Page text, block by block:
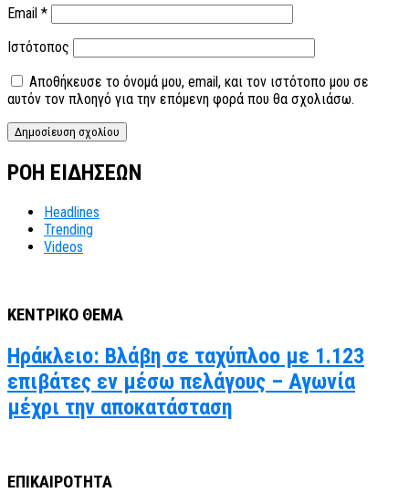
Email *
Ιστότοπος
Αποθήκευσε το όνομά μου, email, και τον ιστότοπο μου σε
αυτόν τον πλοηγό για την επόμενη φορά που θα σχολιάσω.
ΡΟΗ ΕΙΔΗΣΕΩΝ
Headlines
Trending
Videos
ΚΕΝΤΡΙΚΟ ΘΕΜΑ
Ηράκλειο: Βλάβη σε ταχύπλοο με 1.123
επιβάτες εν μέσω πελάγους – Αγωνία
μέχρι την αποκατάσταση
ΕΠΙΚΑΙΡΟΤΗΤΑ